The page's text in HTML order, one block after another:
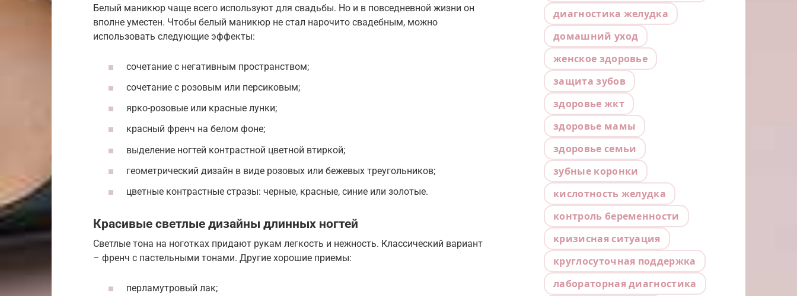
Белый маникюр чаще всего используют для свадьбы. Но и в повседневной жизни он
вполне уместен. Чтобы белый маникюр не стал нарочито свадебным, можно
использовать следующие эффекты:
сочетание с негативным пространством;
сочетание с розовым или персиковым;
ярко-розовые или красные лунки;
красный френч на белом фоне;
выделение ногтей контрастной цветной втиркой;
геометрический дизайн в виде розовых или бежевых треугольников;
цветные контрастные стразы: черные, красные, синие или золотые.
Красивые светлые дизайны длинных ногтей
Светлые тона на ноготках придают рукам легкость и нежность. Классический вариант
– френч с пастельными тонами. Другие хорошие приемы:
перламутровый лак;
диагностика желудка
домашний уход
женское здоровье
защита зубов
здоровье жкт
здоровье мамы
здоровье семьи
зубные коронки
кислотность желудка
контроль беременности
кризисная ситуация
круглосуточная поддержка
лабораторная диагностика